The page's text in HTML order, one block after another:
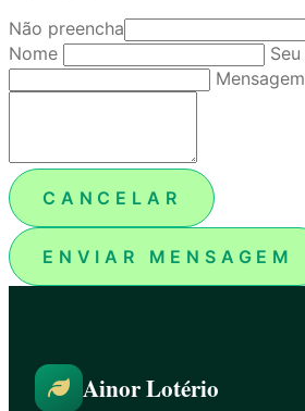
Não preencha
Nome
Mensagem
CANCELAR
ENVIAR MENSAGEM
Ainor Lotério